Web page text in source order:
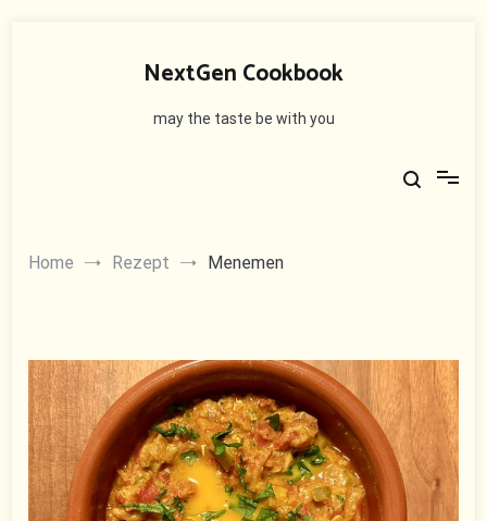
NextGen Cookbook
may the taste be with you
Home Rezept Menemen